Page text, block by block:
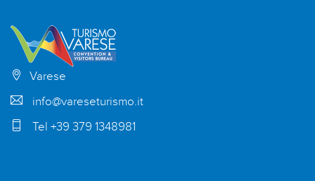
Varese
info@vareseturismo.it
Tel +39 379 1348981